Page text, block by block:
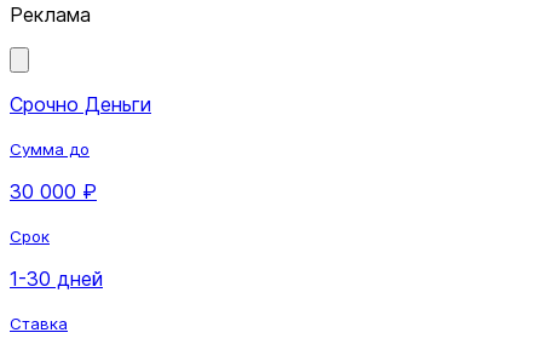
Реклама
Срочно Деньги
Сумма до
30 000 ₽
Срок
1-30 дней
Ставка